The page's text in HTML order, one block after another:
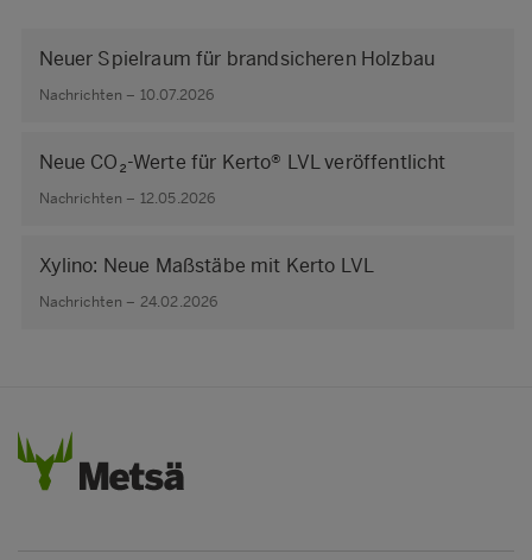
Neuer Spielraum für brandsicheren Holzbau
Nachrichten – 10.07.2026
Neue CO₂-Werte für Kerto® LVL veröffentlicht
Nachrichten – 12.05.2026
Xylino: Neue Maßstäbe mit Kerto LVL
Nachrichten – 24.02.2026